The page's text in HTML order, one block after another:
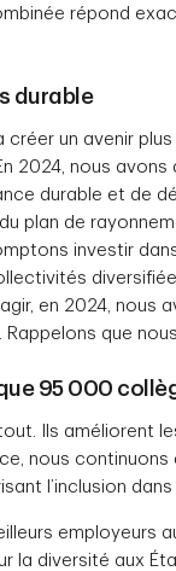
répond
durable
créer un avenir
2024, nous
durable et de
plan de
investir
en 2024,
que
95 000
Ils améliorent
nous
l’inclusion dans
employeurs
la diversité aux